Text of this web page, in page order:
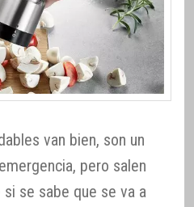
van bien, son un
pero salen
se sabe que se va a